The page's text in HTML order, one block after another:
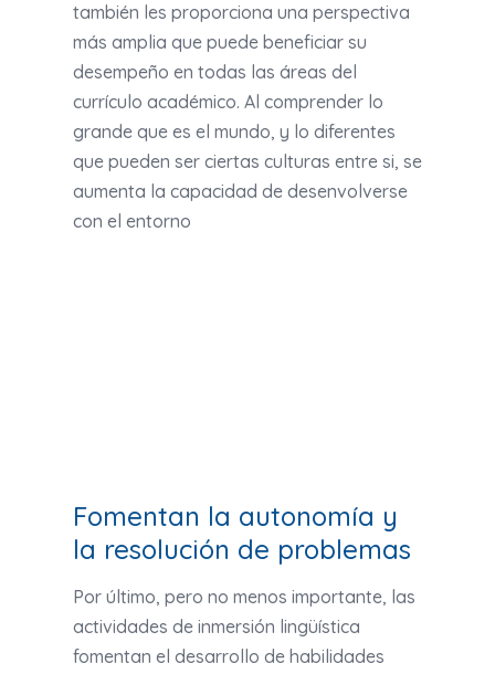
también les proporciona una perspectiva
más amplia que puede beneficiar su
desempeño en todas las áreas del
currículo académico. Al comprender lo
grande que es el mundo, y lo diferentes
que pueden ser ciertas culturas entre si, se
aumenta la capacidad de desenvolverse
con el entorno
Fomentan la autonomía y
la resolución de problemas
Por último, pero no menos importante, las
actividades de inmersión lingüística
fomentan el desarrollo de habilidades